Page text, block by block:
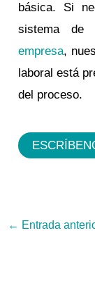
básica. Si
sistema de
empresa,
laboral está
del proceso.
← Entrada